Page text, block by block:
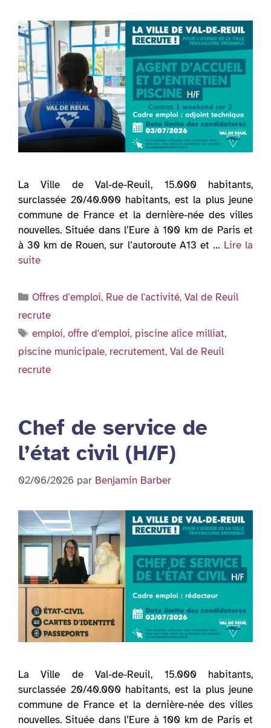
La Ville de Val-de-Reuil, 15.000 habitants,
surclassée 20/40.000 habitants, est la plus jeune
commune de France et la dernière-née des villes
nouvelles. Située dans l’Eure à 100 km de Paris et
à 30 km de Rouen, sur l’autoroute A13 et … Lire la
suite
Catégories
Offres d'emploi, Rue de l'activité,Val de Reuil
recrute
Étiquettes
emploi,offre d'emploi, piscine alice milliat,
piscine municipale, recrutement, Val de Reuil
recrute
Chef de service de
l’état civil (H/F)
02/06/2026 par Benjamin Barber
La Ville de Val-de-Reuil, 15.000 habitants,
surclassée 20/40.000 habitants, est la plus jeune
commune de France et la dernière-née des villes
nouvelles. Située dans l’Eure à 100 km de Paris et